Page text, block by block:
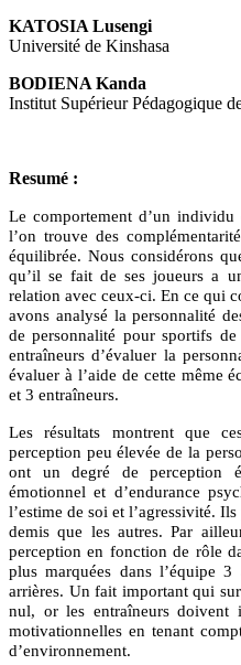
KATOSIA Lusengi
Université de Kinshasa
BODIENA Kanda
Institut Supérieur Pédagogique
Resumé :
Le comportement d’un individu
l’on trouve des
équilibrée. Nous considérons
qu’il se fait de ses joueurs a
relation avec ceux-ci. En ce qui
avons analysé la personnalité
de personnalité pour sportifs
entraîneurs d’évaluer la
évaluer à l’aide de cette même
et 3 entraîneurs.
Les résultats montrent que
perception peu élevée de la
ont un degré de perception
émotionnel et d’endurance
l’estime de soi et l’agressivité.
demis que les autres. Par
perception en fonction de rôle
plus marquées dans l’équipe
arrières. Un fait important qui
nul, or les entraîneurs doivent
motivationnelles en tenant
d’environnement.